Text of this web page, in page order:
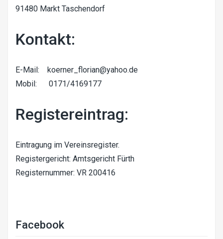
91480 Markt Taschendorf
Kontakt:
E-Mail: koerner_florian@yahoo.de
Mobil: 0171/4169177
Registereintrag:
Eintragung im Vereinsregister.
Registergericht: Amtsgericht Fürth
Registernummer: VR 200416
Facebook